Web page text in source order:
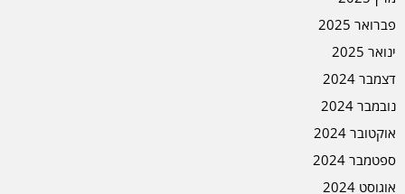
פברואר 2025
ינואר 2025
דצמבר 2024
נובמבר 2024
אוקטובר 2024
ספטמבר 2024
אוגוסט 2024